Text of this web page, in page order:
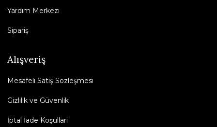
Yardım Merkezi
Sipariş
Alışveriş
Mesafeli Satış Sözleşmesi
Gizlilik ve Güvenlik
İptal İade Koşullari